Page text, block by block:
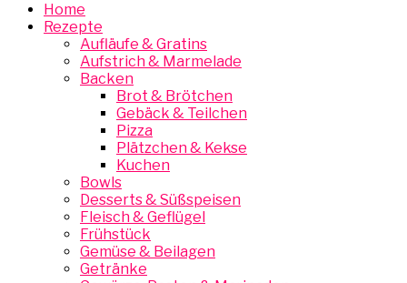
Home
Rezepte
Aufläufe & Gratins
Aufstrich & Marmelade
Backen
Brot & Brötchen
Gebäck & Teilchen
Pizza
Plätzchen & Kekse
Kuchen
Bowls
Desserts & Süßspeisen
Fleisch & Geflügel
Frühstück
Gemüse & Beilagen
Getränke